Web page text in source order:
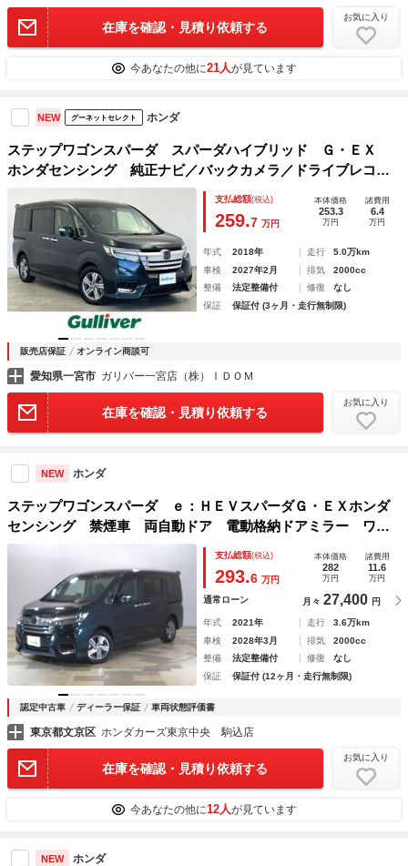
在庫を確認・見積り依頼する
お気に入り
今あなたの他に21人が見ています
NEW グーネットセレクト ホンダ
ステップワゴンスパーダ スパーダハイブリッド Ｇ・ＥＸ
ホンダセンシング 純正ナビ／バックカメラ／ドライブレコー
ダー／衝突軽減ブレーキ／ＥＴＣ／シートヒーター／両側パワ
ースライドドア／フロアマット／レーンキープアシスト／ＡＣ
１００Ｖ電源／レーダークルーズコントロール／ＵＳＢ
支払総額(税込)
259.7 万円
本体価格
253.3
万円
諸費用
6.4
万円
年式 2018年 走行
5.0万km
車検
2027年2月 排気
2000cc
整備
法定整備付 修復
なし
保証
保証付 (3ヶ月・走行無制限)
販売店保証 オンライン商談可
愛知県一宮市 ガリバー一宮店（株）ＩＤＯＭ
在庫を確認・見積り依頼する
お気に入り
NEW ホンダ
ステップワゴンスパーダ ｅ：ＨＥＶスパーダＧ・ＥＸホンダ
センシング 禁煙車 両自動ドア 電動格納ドアミラー ワン
オーナ サイドエアバック Ａライト ＢＬＵＥＴＯＯＴＨ
ＡＡＣ フルＴＶ ＬＥＤヘットライト ＵＳＢポート スマ
ートキー＆プッシュスタート Ｂモニ イモビ
支払総額(税込)
293.6 万円
本体価格
282
万円
諸費用
11.6
万円
通常ローン 月々 27,400 円
年式 2021年 走行
3.6万km
車検
2028年3月 排気
2000cc
整備
法定整備付 修復
なし
保証
保証付 (12ヶ月・走行無制限)
認定中古車 ディーラー保証 車両状態評価書
東京都文京区 ホンダカーズ東京中央 駒込店
在庫を確認・見積り依頼する
お気に入り
今あなたの他に12人が見ています
NEW ホンダ